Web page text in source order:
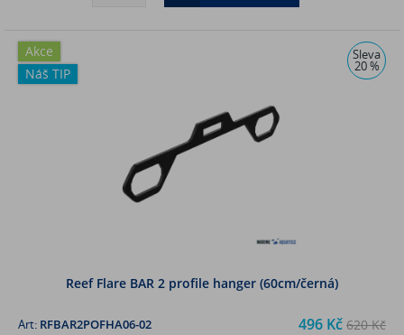
Akce
Náš TIP
Sleva
20 %
Reef Flare BAR 2 profile hanger (60cm/černá)
496 Kč 620 Kč
Art: RFBAR2POFHA06-02